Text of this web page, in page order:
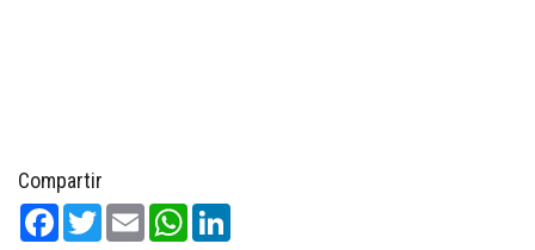
Compartir
Facebook
TwitterEmail WhatsApp